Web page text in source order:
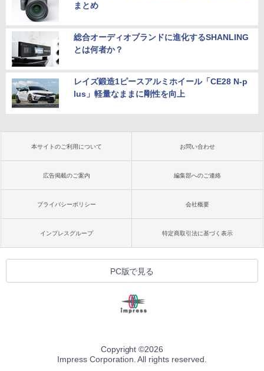
まとめ
総合オーディオブランドに進化するSHANLING
とは何者か？
レイズ鍛造1ピースアルミホイール「CE28 N-p
lus」軽量なままに剛性を向上
本サイトのご利用について お問い合わせ
広告掲載のご案内 編集部へのご連絡
プライバシーポリシー 会社概要
インプレスグループ 特定商取引法に基づく表示
PC版で見る
Copyright ©2026
Impress Corporation. All rights reserved.